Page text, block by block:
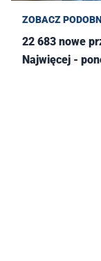
ZOBACZ
22 683 nowe
Najwięcej -